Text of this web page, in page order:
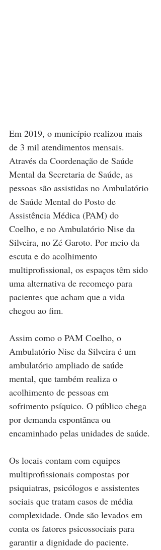
Em 2019, o município realizou mais
de 3 mil atendimentos mensais.
Através da Coordenação de Saúde
Mental da Secretaria de Saúde, as
pessoas são assistidas no Ambulatório
de Saúde Mental do Posto de
Assistência Médica (PAM) do
Coelho, e no Ambulatório Nise da
Silveira, no Zé Garoto. Por meio da
escuta e do acolhimento
multiprofissional, os espaços têm sido
uma alternativa de recomeço para
pacientes que acham que a vida
chegou ao fim.
Assim como o PAM Coelho, o
Ambulatório Nise da Silveira é um
ambulatório ampliado de saúde
mental, que também realiza o
acolhimento de pessoas em
sofrimento psíquico. O público chega
por demanda espontânea ou
encaminhado pelas unidades de saúde.
Os locais contam com equipes
multiprofissionais compostas por
psiquiatras, psicólogos e assistentes
sociais que tratam casos de média
complexidade. Onde são levados em
conta os fatores psicossociais para
garantir a dignidade do paciente.